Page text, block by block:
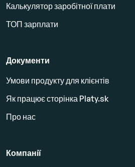
Калькулятор заробітної плати
ТОП зарплати
Документи
Умови продукту для клієнтів
Як працює сторінка Platy.sk
Про нас
Компанії